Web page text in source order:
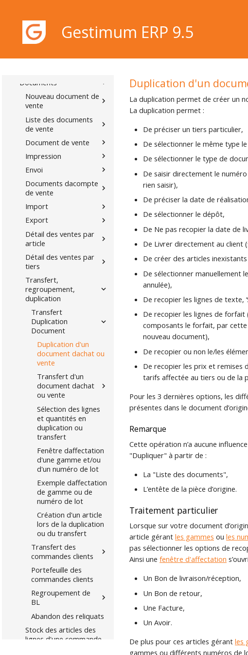
Gestimum ERP 9.5
Stocks
Tiers
Documents
Nouveau document de
vente
Liste des documents
de vente
Document de vente
Impression
Envoi
Documents dacompte
de vente
Import
Export
Détail des ventes par
article
Détail des ventes par
tiers
Transfert,
regroupement,
duplication
Transfert
Duplication
Document
Duplication d'un
document dachat ou
vente
Transfert d'un
document dachat
ou vente
Sélection des lignes
et quantités en
duplication ou
transfert
Fenêtre daffectation
d'une gamme et/ou
d'un numéro de lot
Exemple daffectation
de gamme ou de
numéro de lot
Création d'un article
lors de la duplication
ou du transfert
Transfert des
commandes clients
Portefeuille des
commandes clients
Regroupement de
BL
Abandon des reliquats
Stock des articles des
lignes d'une commande
Duplication d'un
La duplication permet de créer un
La duplication permet :
De préciser un tiers particulier,
De sélectionner le même type
De sélectionner le type de
De saisir directement le
rien saisir),
De préciser la date de
De sélectionner le dépôt,
De Ne pas recopier la date de
De Livrer directement au client
De créer des articles
De sélectionner manuellement
annulée),
De recopier les lignes de texte,
De recopier les lignes de forfait
composants le forfait, par
nouveau document),
De recopier ou non le/les
De recopier les prix et remises
tarifs affectée au tiers ou de la
Pour les 3 dernières options, les
présentes dans le document
Remarque
Cette opération n’a aucune
"Dupliquer" à partir de :
La "Liste des documents",
L’entête de la pièce d’origine.
Traitement particulier
Lorsque sur votre document
article gérant les gammes ou les
pas sélectionner les options de
Ainsi une fenêtre d'affectation
Un Bon de livraison/réception,
Un Bon de retour,
Une Facture,
Un Avoir.
De plus pour ces articles gérant les
gammes ou différents numéros de